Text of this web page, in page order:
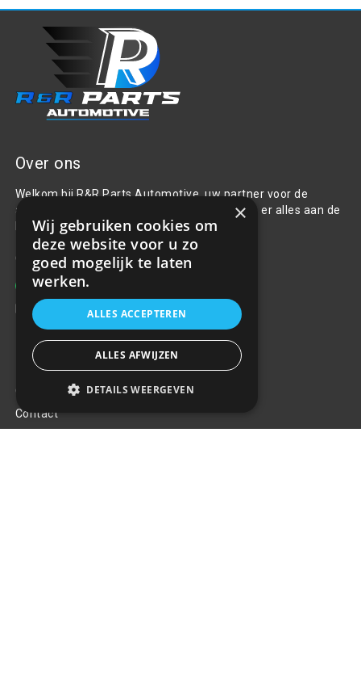
Over ons
Welkom bij R&R Parts Automotive, uw partner voor de
aanschaf van alle auto accessoires. Wij doen er alles aan de
beste selectie, service & prijs te bieden.
Contact
+31(0)85 486 83 17
info@rrparts.nl
Klantenservice
Over ons
Contact
×
Wij gebruiken cookies om
deze website voor u zo
goed mogelijk te laten
werken.
ALLES ACCEPTEREN
ALLES AFWIJZEN
DETAILS WEERGEVEN